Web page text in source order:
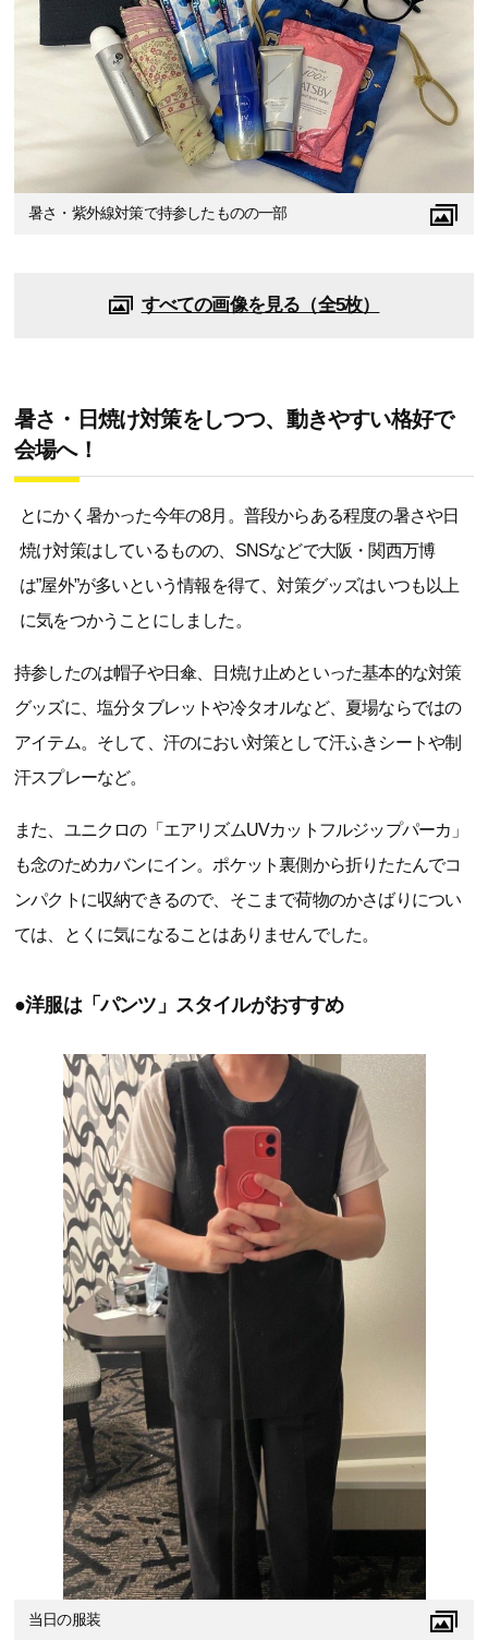
暑さ・紫外線対策で持参したものの一部
すべての画像を見る（全5枚）
暑さ・日焼け対策をしつつ、動きやすい格好で
会場へ！
とにかく暑かった今年の8月。普段からある程度の暑さや日
焼け対策はしているものの、SNSなどで大阪・関西万博
は”屋外”が多いという情報を得て、対策グッズはいつも以上
に気をつかうことにしました。
持参したのは帽子や日傘、日焼け止めといった基本的な対策
グッズに、塩分タブレットや冷タオルなど、夏場ならではの
アイテム。そして、汗のにおい対策として汗ふきシートや制
汗スプレーなど。
また、ユニクロの「エアリズムUVカットフルジップパーカ」
も念のためカバンにイン。ポケット裏側から折りたたんでコ
ンパクトに収納できるので、そこまで荷物のかさばりについ
ては、とくに気になることはありませんでした。
●洋服は「パンツ」スタイルがおすすめ
当日の服装